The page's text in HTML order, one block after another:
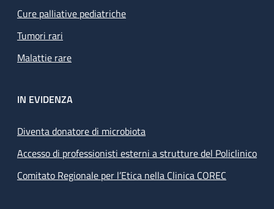
Cure palliative pediatriche
Tumori rari
Malattie rare
IN EVIDENZA
Diventa donatore di microbiota
Accesso di professionisti esterni a strutture del Policlinico
Comitato Regionale per l’Etica nella Clinica COREC